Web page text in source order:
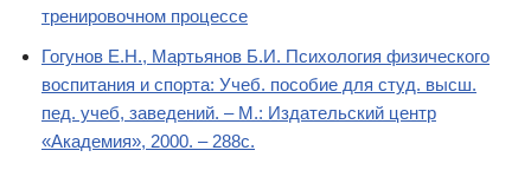
тренировочном процессе
Гогунов Е.Н., Мартьянов Б.И. Психология физического
воспитания и спорта: Учеб. пособие для студ. высш.
пед. учеб, заведений. – М.: Издательский центр
«Академия», 2000. – 288с.